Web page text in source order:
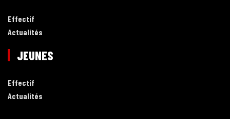
Effectif
Actualités
JEUNES
Effectif
Actualités